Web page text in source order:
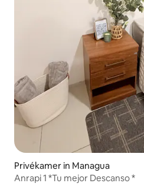
Privékamer in Managua
Anrapi 1 *Tu mejor Descanso *